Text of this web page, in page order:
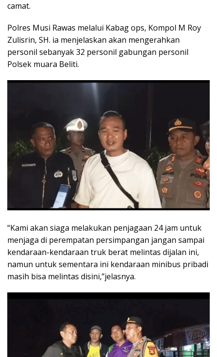
camat.
Polres Musi Rawas melalui Kabag ops, Kompol M Roy
Zulisrin, SH. ia menjelaskan akan mengerahkan
personil sebanyak 32 personil gabungan personil
Polsek muara Beliti.
“Kami akan siaga melakukan penjagaan 24 jam untuk
menjaga di perempatan persimpangan jangan sampai
kendaraan-kendaraan truk berat melintas dijalan ini,
namun untuk sementara ini kendaraan minibus pribadi
masih bisa melintas disini,”jelasnya.